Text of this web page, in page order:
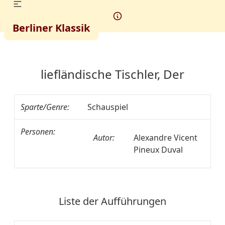
Berliner Klassik
liefländische Tischler, Der
Sparte/Genre: Schauspiel
Personen:
Autor:
Alexandre Vicent
Pineux Duval
Liste der Aufführungen